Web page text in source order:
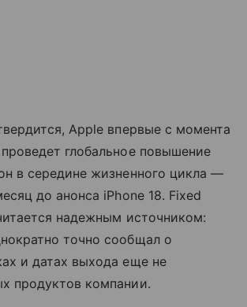
Apple впервые с момента
глобальное повышение
в середине жизненного цикла —
до анонса iPhone 18. Fixed
надежным источником:
точно сообщал о
и датах выхода еще не
продуктов компании.